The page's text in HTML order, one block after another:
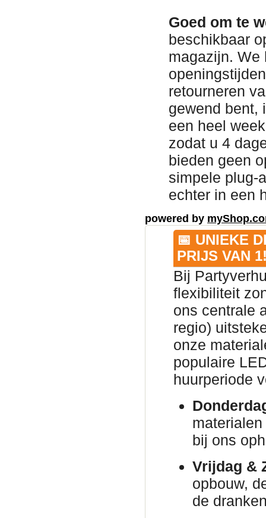
Goed om te
beschikbaar
magazijn. We
retourneren
gewend
een heel
zodat u 4
bieden geen
simpele plug-
echter in een
powered by
📅 UNIEKE
PRIJS VAN
Bij
flexibiliteit
ons centrale
regio)
onze
populaire
huurperiode
bij ons
Vrijdag &
opbouw,
de